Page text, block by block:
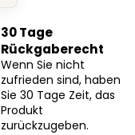
30 Tage
Rückgaberecht
Wenn Sie nicht
zufrieden sind, haben
Sie 30 Tage Zeit, das
Produkt
zurückzugeben.